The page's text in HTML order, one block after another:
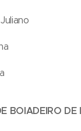
BOIADEIRO DE